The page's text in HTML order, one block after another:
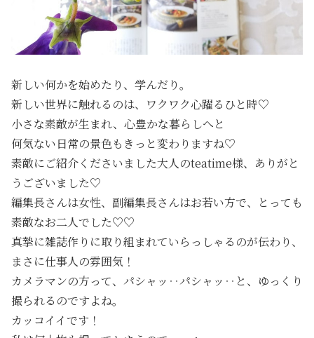
新しい何かを始めたり、学んだり。
新しい世界に触れるのは、ワクワク心躍るひと時♡
小さな素敵が生まれ、心豊かな暮らしへと
何気ない日常の景色もきっと変わりますね♡
素敵にご紹介くださいました大人のteatime様、ありがと
うございました♡
編集長さんは女性、副編集長さんはお若い方で、とっても
素敵なお二人でした♡♡
真摯に雑誌作りに取り組まれていらっしゃるのが伝わり、
まさに仕事人の雰囲気！
カメラマンの方って、パシャッ‥パシャッ‥と、ゆっくり
撮られるのですよね。
カッコイイです！